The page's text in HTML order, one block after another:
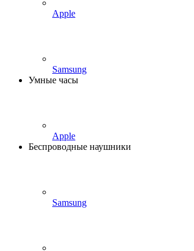
Apple
Samsung
Умные часы
Apple
Беспроводные наушники
Samsung